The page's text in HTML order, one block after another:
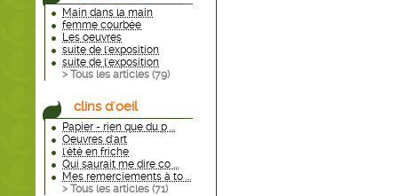
Main dans la main
femme courbée
Les oeuvres
suite de l'exposition
suite de l'exposition
> Tous les articles (79)
clins d'oeil
Papier - rien que du p ...
Oeuvres d'art
l'été en friche
Qui saurait me dire co ...
Mes remerciements à to ...
> Tous les articles (71)